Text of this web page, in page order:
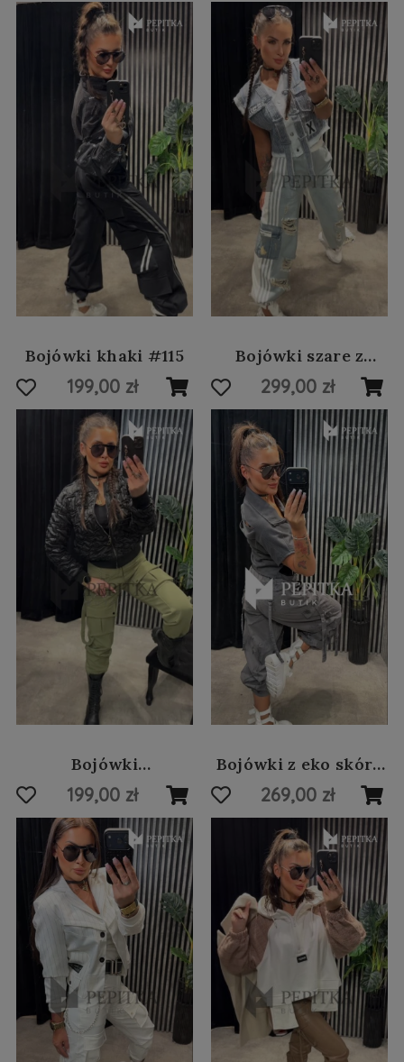
Bojówki khaki #115
199,00 zł
Bojówki szare z
grafiką #147
299,00 zł
Bojówki
śmietankowe #131
199,00 zł
Bojówki z eko skóry
beżowe #97
269,00 zł